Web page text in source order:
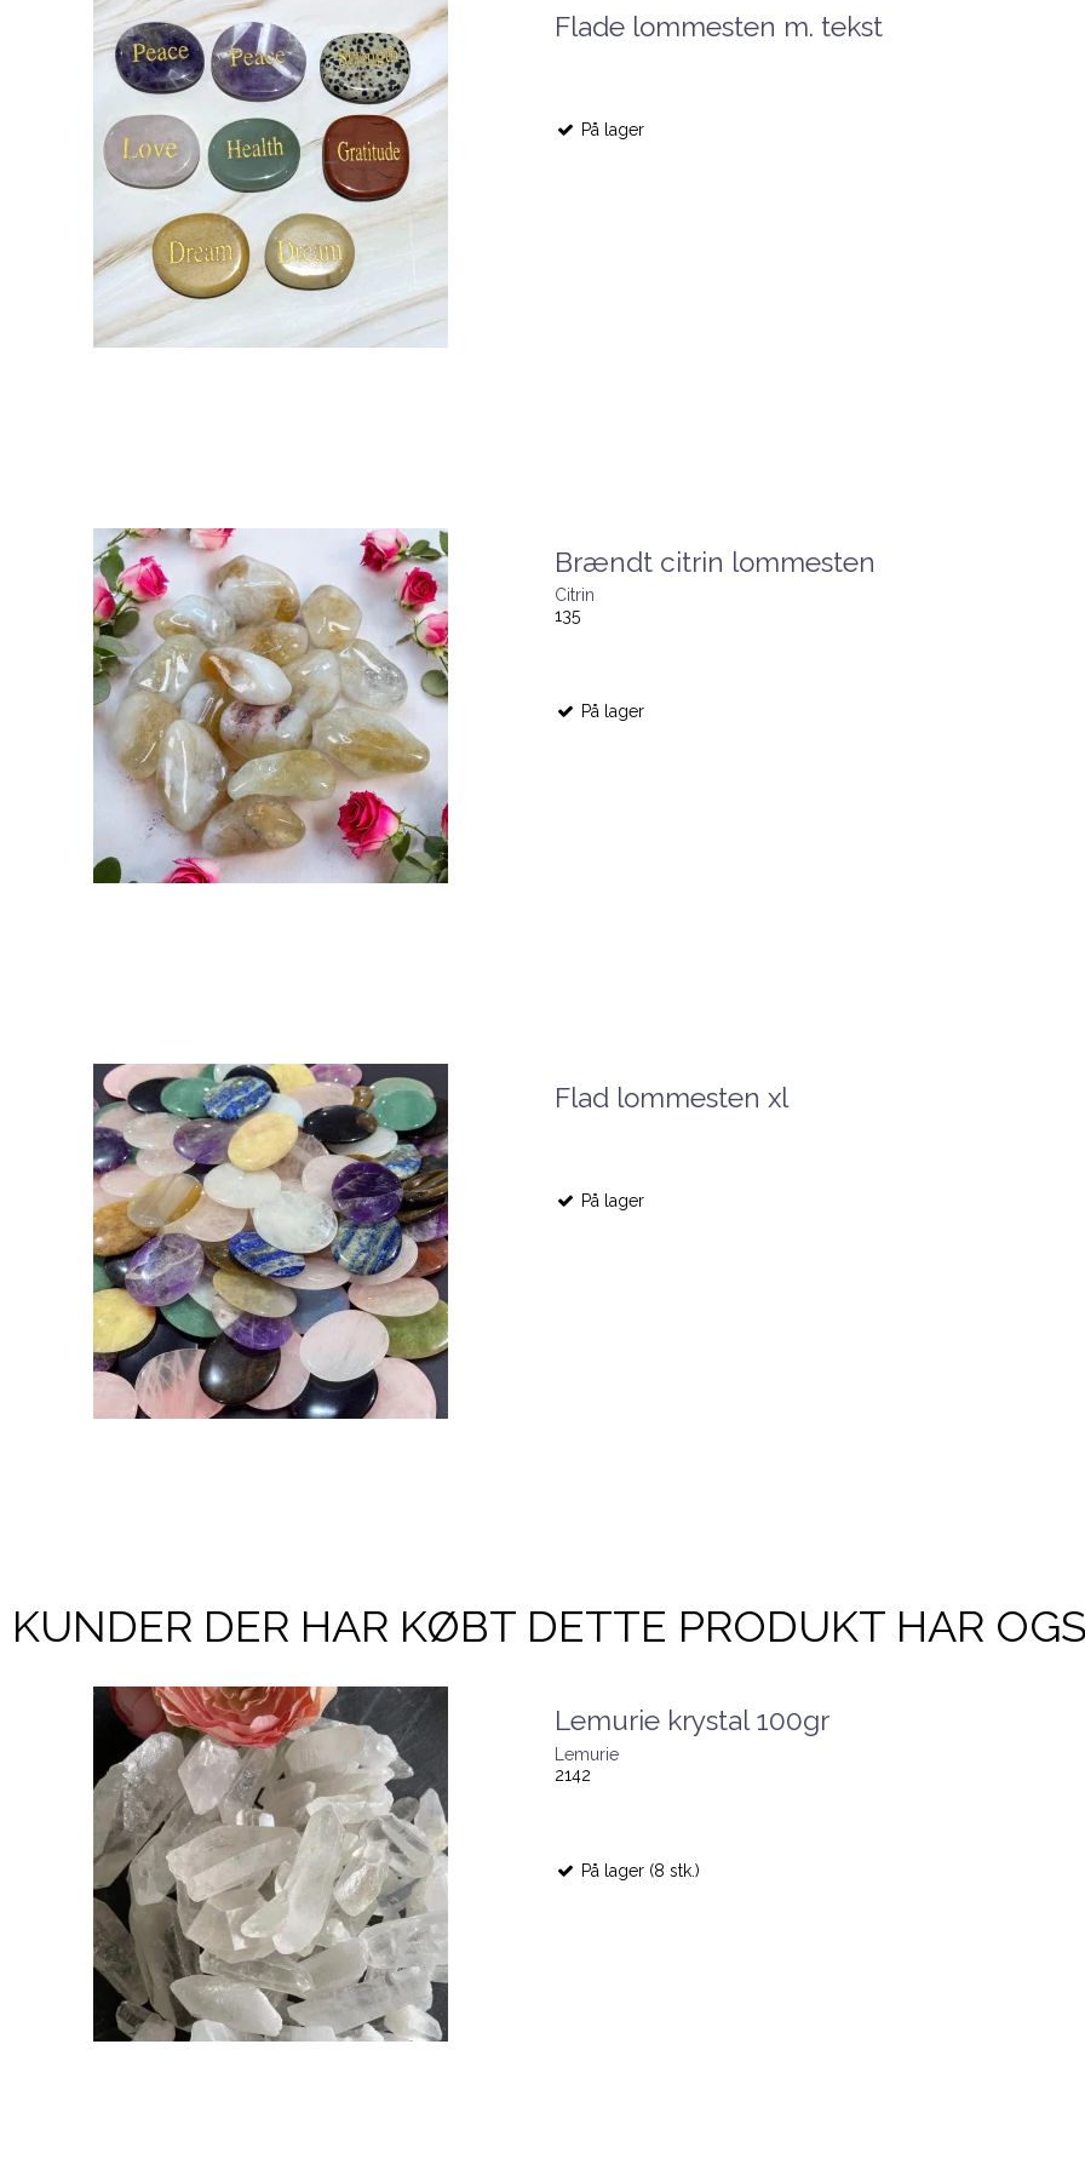
Flade lommesten m. tekst
På lager
Brændt citrin lommesten
Citrin
135
På lager
Flad lommesten xl
På lager
KUNDER DER HAR KØBT DETTE PRODUKT HAR
Lemurie krystal 100gr
Lemurie
2142
På lager (8 stk.)